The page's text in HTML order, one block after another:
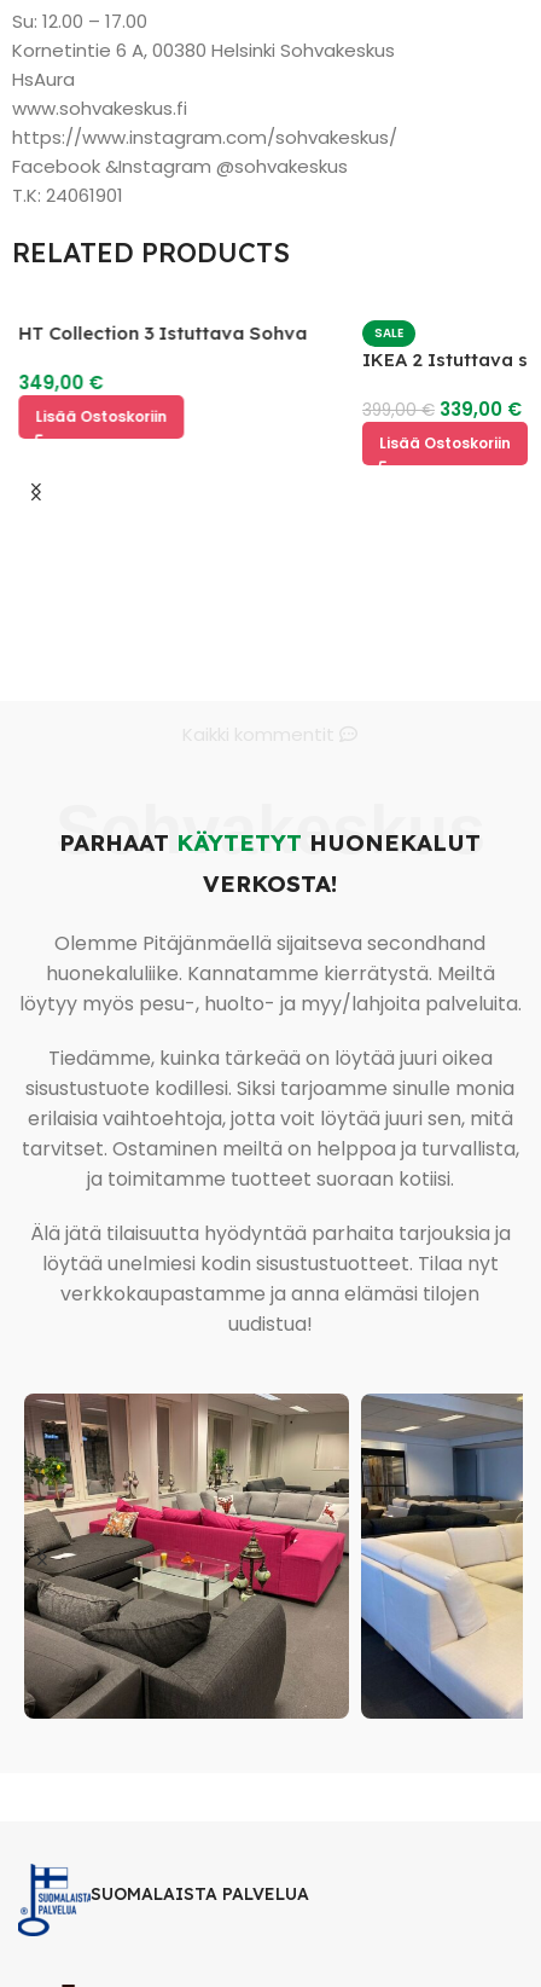
Su: 12.00 – 17.00
Kornetintie 6 A, 00380 Helsinki Sohvakeskus
HsAura
www.sohvakeskus.fi
https://www.instagram.com/sohvakeskus/
Facebook &Instagram @sohvakeskus
T.K: 24061901
RELATED PRODUCTS
HT Collection 3 Istuttava Sohva
349,00 €
Lisää Ostoskoriin
SALE
IKEA 2 Istuttava
399,00€ 339,00 €
Lisää Ostoskoriin
Sohvakeskus
PARHAAT KÄYTETYT HUONEKALUT
VERKOSTA!
Olemme Pitäjänmäellä sijaitseva secondhand
huonekaluliike. Kannatamme kierrätystä. Meiltä
löytyy myös pesu-, huolto- ja myy/lahjoita palveluita.
Tiedämme, kuinka tärkeää on löytää juuri oikea
sisustustuote kodillesi. Siksi tarjoamme sinulle monia
erilaisia vaihtoehtoja, jotta voit löytää juuri sen, mitä
tarvitset. Ostaminen meiltä on helppoa ja turvallista,
ja toimitamme tuotteet suoraan kotiisi.
Älä jätä tilaisuutta hyödyntää parhaita tarjouksia ja
löytää unelmiesi kodin sisustustuotteet. Tilaa nyt
verkkokaupastamme ja anna elämäsi tilojen
uudistua!
SUOMALAISTA PALVELUA